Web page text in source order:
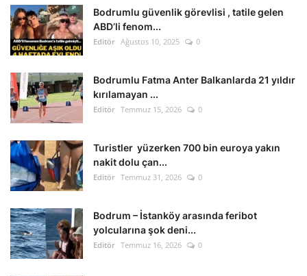
Bodrumlu güvenlik görevlisi , tatile gelen
ABD’li fenom...
Editör Ağustos 10, 2025 0
Bodrumlu Fatma Anter Balkanlarda 21 yıldır
kırılamayan ...
Editör Temmuz 15, 2026 0
Turistler yüzerken 700 bin euroya yakın
nakit dolu çan...
Editör Temmuz 31, 2026 0
Bodrum – İstanköy arasında feribot
yolcularına şok deni...
Editör Temmuz 16, 2026 0